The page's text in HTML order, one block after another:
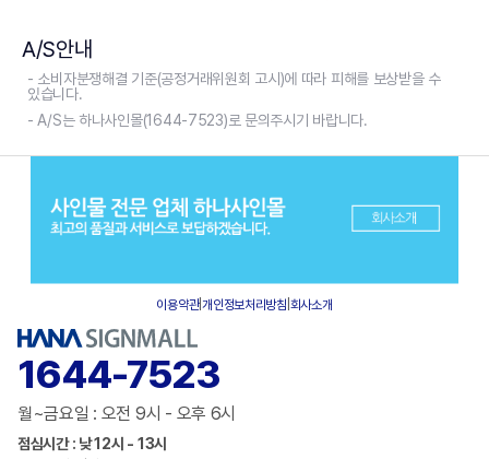
A/S안내
- 소비자분쟁해결 기준(공정거래위원회 고시)에 따라 피해를 보상받을 수
있습니다.
- A/S는 하나사인몰(1644-7523)로 문의주시기 바랍니다.
이용약관|개인정보처리방침 회사소개
1644-7523
월~금요일 : 오전 9시 - 오후 6시
점심시간 : 낮 12시 - 13시